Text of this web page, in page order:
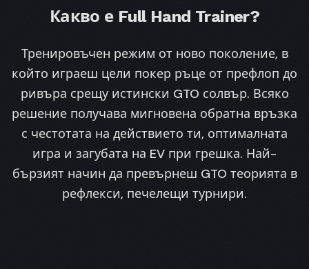
Какво е Full Hand Trainer?
Тренировъчен режим от ново поколение, в
който играеш цели покер ръце от префлоп до
ривъра срещу истински GTO солвър. Всяко
решение получава мигновена обратна връзка
с честотата на действието ти, оптималната
игра и загубата на EV при грешка. Най-
бързият начин да превърнеш GTO теорията в
рефлекси, печелещи турнири.